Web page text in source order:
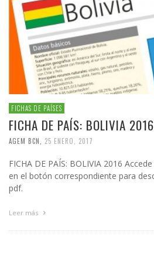
FICHAS DE PAÍSES
FICHA DE PAÍS: BOLIVIA 2016
AGEM BCN 25 ENERO, 2017
FICHA DE PAÍS: BOLIVIA 2016
en el botón correspondiente para
pdf.
Leer más